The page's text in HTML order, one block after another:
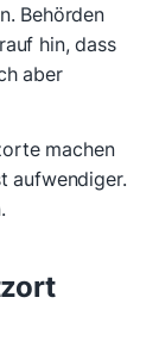
Behörden
hin, dass
aber
machen
aufwendiger.